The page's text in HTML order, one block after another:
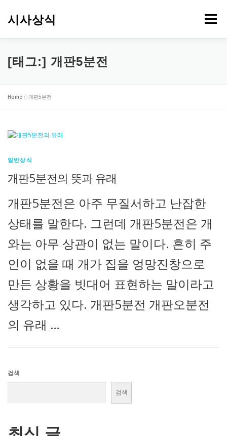
시사상식 메뉴
[태그:] 개판5분전
Home »개판5분전
일반상식
개판5분전의 뜻과 유래
개판5분전은 아주 무질서하고 난잡한
상태를 말한다. 그런데 개판5분전은 개
와는 아무 상관이 없는 말이다. 흔히 주
인이 없을 때 개가 집을 엉망진창으로
만든 상황을 빗대어 표현하는 말이라고
생각하고 있다. 개판5분전 개판오분전
의 유래 …
검색
검색